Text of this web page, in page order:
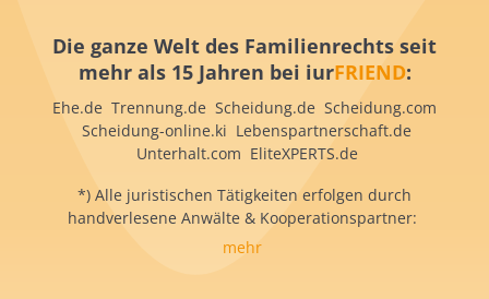
Die ganze Welt des Familienrechts seit
mehr als 15 Jahren bei iurFRIEND:
Ehe.de Trennung.de Scheidung.de Scheidung.com
Scheidung-online.ki Lebenspartnerschaft.de
Unterhalt.com EliteXPERTS.de
*) Alle juristischen Tätigkeiten erfolgen durch
handverlesene Anwälte & Kooperationspartner:
mehr